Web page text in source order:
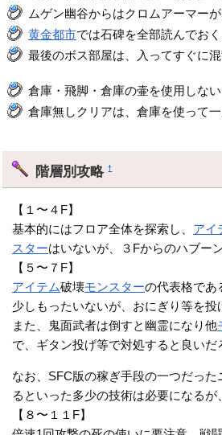
ムゲン幽谷からはクロムアーマー
黄金都市では石碑を全部読んでおく
最後のボス部屋は、入ってすぐに
倉庫・飛脚・倉庫の壷を使用しな
倉庫無しクリアは、倉庫を使って
階層別攻略†
【１〜４F】
基本的にはフロア全体を探索し、 アイ
スターはいないが、３Fからのハブー
【５〜７F】
アイテム破壊モンスターの代表格であ
少しもったいないが、おにぎり等を
また、鬼面武者は倒すと幽霊になり他
で、ギタン投げ等で対処すると良いだ
なお、SFC版の稼ぎ手段の一つだっ
るといった多少の技術は必要になる
【８〜１１F】